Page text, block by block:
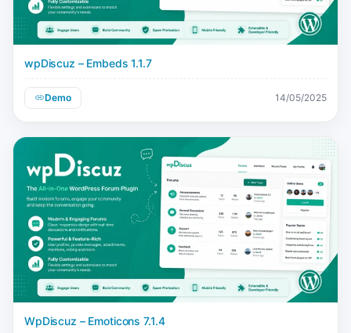
wpDiscuz – Embeds 1.1.7
Demo 14/05/2025
WpDiscuz – Emoticons 7.1.4